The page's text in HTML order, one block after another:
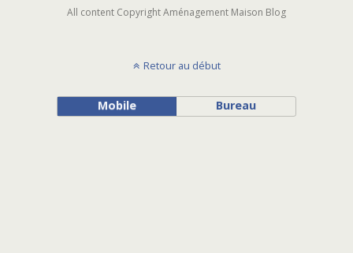
All content Copyright Aménagement Maison Blog
Retour au début
Mobile Bureau